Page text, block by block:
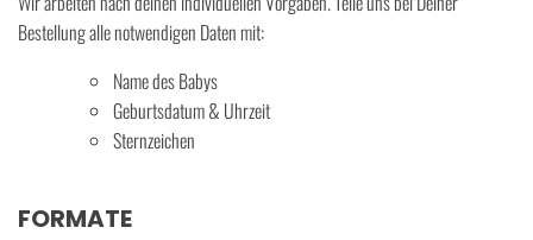
Bestellung alle notwendigen Daten mit:
Name des Babys
Geburtsdatum & Uhrzeit
Sternzeichen
FORMATE